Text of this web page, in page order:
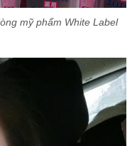
mỹ phẩm White Label